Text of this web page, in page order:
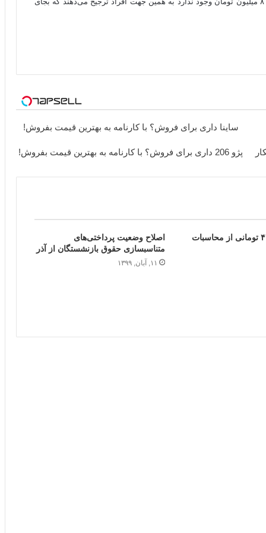
ساینا داری برای فروش؟ با کارنامه به بهترین قیمت بفروش!
پژو 206 داری برای فروش؟ با کارنامه به بهترین قیمت بفروش!
حذف ارز ۴۲۰۰ تومانی از محاسبات
اصلاح وضعیت پرداختی‌های
متناسب‎سازی حقوق بازنشستگان از آذر
۱۱, آبان, ۱۳۹۹